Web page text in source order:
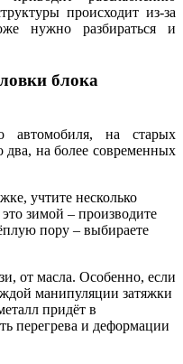
происходит из-за
нужно разбираться и
блока
автомобиля, на старых
два, на более современных
учтите несколько
зимой – производите
пору – выбираете
от масла. Особенно, если
манипуляции затяжки
придёт в
перегрева и деформации